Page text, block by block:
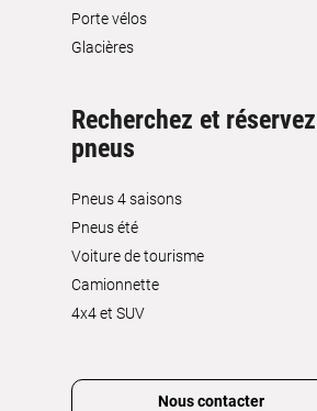
Porte vélos
Glacières
Recherchez et
pneus
Pneus 4 saisons
Pneus été
Voiture de tourisme
Camionnette
4x4 et SUV
Nous contacter